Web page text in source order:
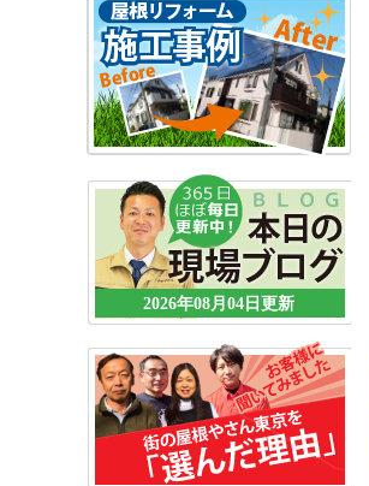
2026年08月04日更新